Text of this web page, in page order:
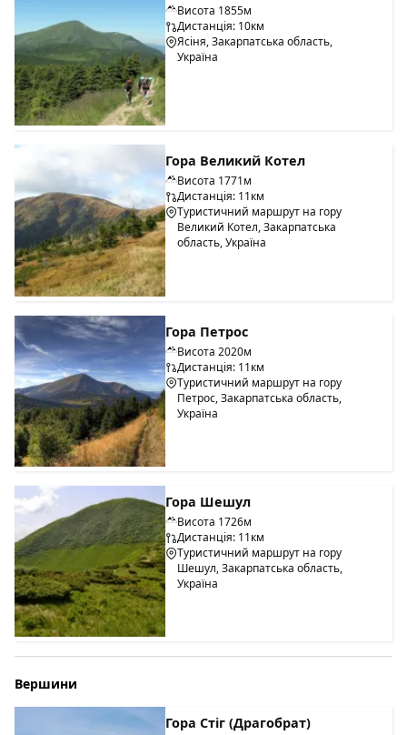
Висота 1855м
Дистанція: 10км
Ясіня, Закарпатська область,
Україна
Гора Великий Котел
Висота 1771м
Дистанція: 11км
Туристичний маршрут на гору
Великий Котел, Закарпатська
область, Україна
Гора Петрос
Висота 2020м
Дистанція: 11км
Туристичний маршрут на гору
Петрос, Закарпатська область,
Україна
Гора Шешул
Висота 1726м
Дистанція: 11км
Туристичний маршрут на гору
Шешул, Закарпатська область,
Україна
Вершини
Гора Стіг (Драгобрат)